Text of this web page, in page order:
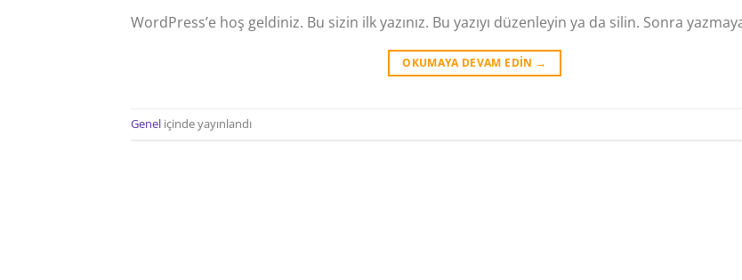
WordPress’e hoş geldiniz. Bu sizin ilk yazınız. Bu yazıyı düzenleyin ya da silin. Sonra
OKUMAYA DEVAM EDIN →
Genel içinde yayınlandı